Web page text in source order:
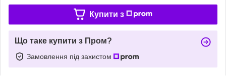
Купити з
Що таке купити з Пром?
Замовлення під захистом